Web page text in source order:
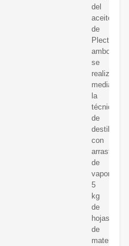
del
aceite
de
se
realizó
mediante
la
técnica
de
destilación
con
arrastre
de
vapor.
5
kg
de
hojas
de
material